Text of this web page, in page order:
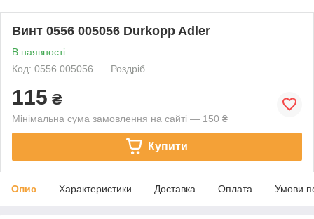
Винт 0556 005056 Durkopp Adler
В наявності
Код: 0556 005056
Роздріб
115 ₴
Мінімальна сума замовлення на сайті — 150 ₴
Купити
Опис Характеристики Доставка Оплата Умови